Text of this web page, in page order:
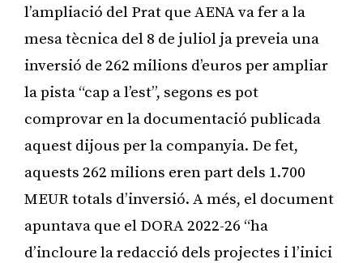
l’ampliació del Prat que AENA va fer a la
mesa tècnica del 8 de juliol ja preveia una
inversió de 262 milions d’euros per ampliar
la pista “cap a l’est”, segons es pot
comprovar en la documentació publicada
aquest dijous per la companyia. De fet,
aquests 262 milions eren part dels 1.700
MEUR totals d’inversió. A més, el document
apuntava que el DORA 2022-26 “ha
d’incloure la redacció dels projectes i l’inici